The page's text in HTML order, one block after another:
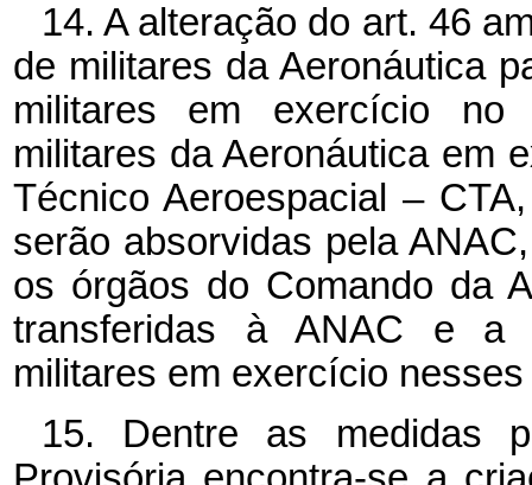
14. A alteração do art. 46
de militares da Aeronáutica
militares em exercício no
militares da Aeronáutica em
Técnico Aeroespacial –
serão absorvidas pela
os órgãos do Comando da
transferidas à ANAC e a
militares em exercício
15. Dentre as medidas